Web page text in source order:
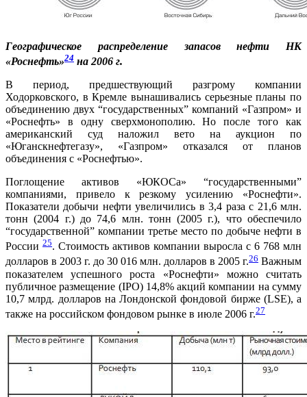
Географическое распределение запасов нефти НК
«Роснефть»24 на 2006 г.
В период, предшествующий разгрому компании
Ходорковского, в Кремле вынашивались серьезные планы по
объединению двух “государственных” компаний «Газпром» и
«Роснефть» в одну сверхмонополию. Но после того как
американский суд наложил вето на аукцион по
«Юганскнефтегазу», «Газпром» отказался от планов
объединения с «Роснефтью».
Поглощение активов «ЮКОСа» “государственными”
компаниями, привело к резкому усилению «Роснефти».
Показатели добычи нефти увеличились в 3,4 раза с 21,6 млн.
тонн (2004 г.) до 74,6 млн. тонн (2005 г.), что обеспечило
“государственной” компании третье место по добыче нефти в
России 25. Стоимость активов компании выросла с 6 768 млн
долларов в 2003 г. до 30 016 млн. долларов в 2005 г.26 Важным
показателем успешного роста «Роснефти» можно считать
публичное размещение (IPO) 14,8% акций компании на сумму
10,7 млрд. долларов на Лондонской фондовой бирже (LSE), а
также на российском фондовом рынке в июле 2006 г.27